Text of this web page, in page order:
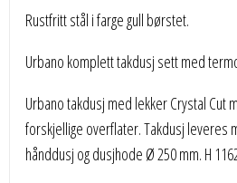
Rustfritt stål i farge gull børstet.
Urbano komplett takdusj sett med
Urbano takdusj med lekker Crystal Cut
forskjellige overflater. Takdusj leveres
hånddusj og dusjhode Ø 250 mm. H